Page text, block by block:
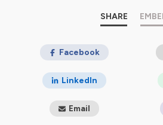
famille ennemie et un héritage
Ambiances sonores, dialogues
Entre énigmes, humour,
dans une exploration où chaque
Minocha
SHARE
Facebook
LinkedIn
Email